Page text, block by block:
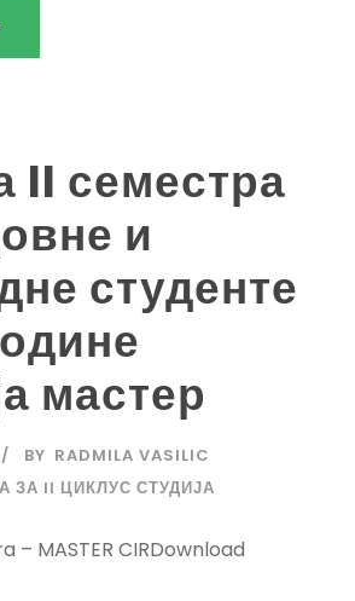
II семестра
и
студенте
мастер
BY RADMILA VASILIC
II ЦИКЛУС СТУДИЈА
– MASTER CIRDownload